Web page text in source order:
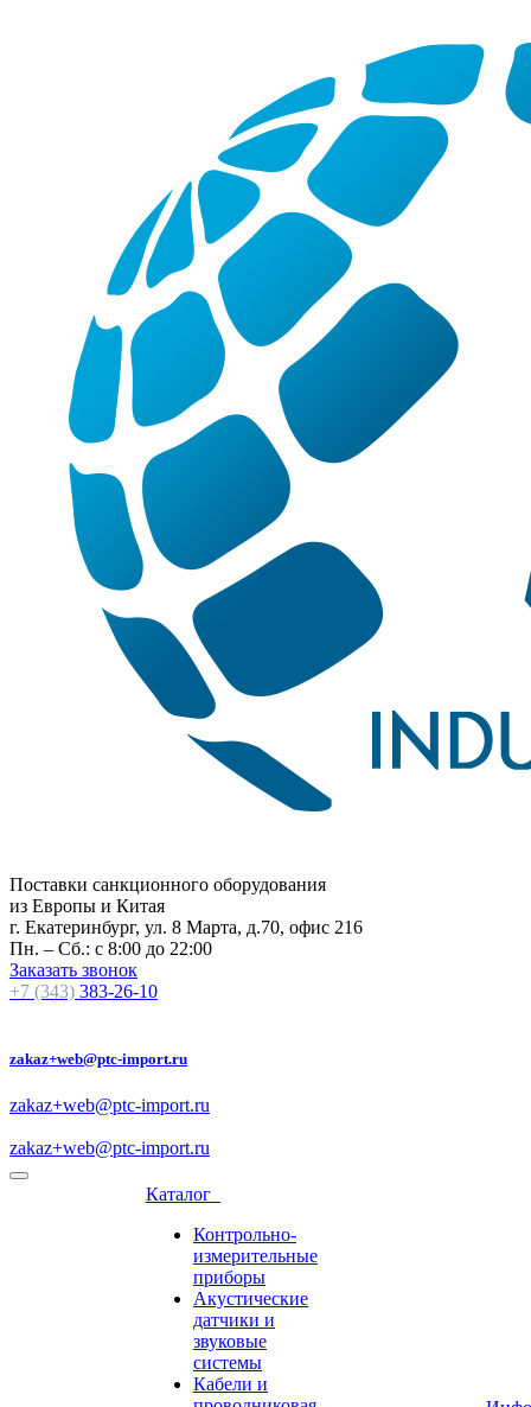
Поставки санкционного оборудования
из Европы и Китая
г. Екатеринбург, ул. 8 Марта, д.70, офис 216
Пн. – Сб.: с 8:00 до 22:00
Заказать звонок
+7 (343) 383-26-10
zakaz+web@ptc-import.ru
zakaz+web@ptc-import.ru
zakaz+web@ptc-import.ru
Каталог
Контрольно-
измерительные
приборы
Акустические
датчики и
звуковые
системы
Кабели и